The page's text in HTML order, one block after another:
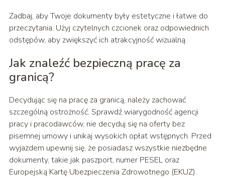
Zadbaj, aby Twoje dokumenty były estetyczne i łatwe do
przeczytania. Użyj czytelnych czcionek oraz odpowiednich
odstępów, aby zwiększyć ich atrakcyjność wizualną.
Jak znaleźć bezpieczną pracę za
granicą?
Decydując się na pracę za granicą, należy zachować
szczególną ostrożność. Sprawdź wiarygodność agencji
pracy i pracodawców, nie decyduj się na oferty bez
pisemnej umowy i unikaj wysokich opłat wstępnych. Przed
wyjazdem upewnij się, że posiadasz wszystkie niezbędne
dokumenty, takie jak paszport, numer PESEL oraz
Europejską Kartę Ubezpieczenia Zdrowotnego (EKUZ).